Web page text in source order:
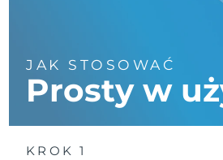
JAK STOSOWAĆ
Prosty w
KROK 1